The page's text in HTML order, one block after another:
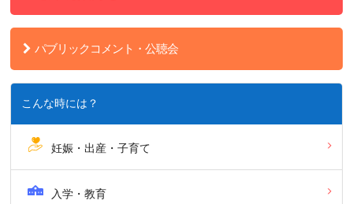
パブリックコメント・公聴会
こんな時には？
妊娠・出産・子育て
入学・教育